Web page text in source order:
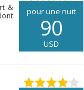
pour une nuit
90
USD
&